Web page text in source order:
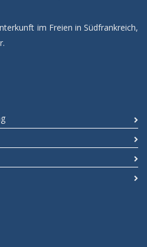
im Freien in Südfrankreich,